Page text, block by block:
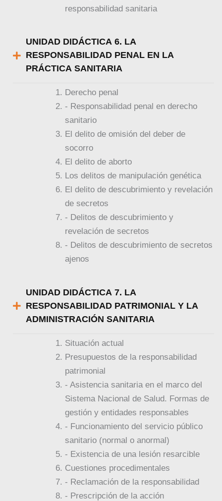
responsabilidad sanitaria
UNIDAD DIDÁCTICA 6. LA
RESPONSABILIDAD PENAL EN LA
PRÁCTICA SANITARIA
Derecho penal
- Responsabilidad penal en derecho
sanitario
El delito de omisión del deber de
socorro
El delito de aborto
Los delitos de manipulación genética
El delito de descubrimiento y revelación
de secretos
- Delitos de descubrimiento y
revelación de secretos
- Delitos de descubrimiento de secretos
ajenos
UNIDAD DIDÁCTICA 7. LA
RESPONSABILIDAD PATRIMONIAL Y LA
ADMINISTRACIÓN SANITARIA
Situación actual
Presupuestos de la responsabilidad
patrimonial
- Asistencia sanitaria en el marco del
Sistema Nacional de Salud. Formas de
gestión y entidades responsables
- Funcionamiento del servicio público
sanitario (normal o anormal)
- Existencia de una lesión resarcible
Cuestiones procedimentales
- Reclamación de la responsabilidad
- Prescripción de la acción